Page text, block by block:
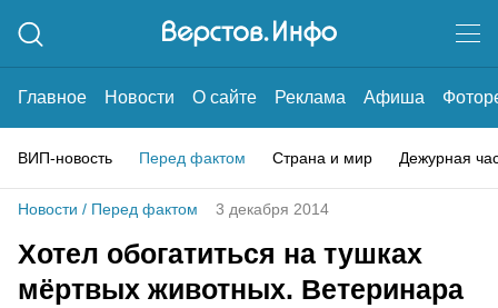
Главное Новости О сайте Реклама Афиша
ВИП-новость Перед фактом Страна и мир Дежурная
Новости / Перед фактом 3 декабря 2014
Хотел обогатиться на тушках
мёртвых животных. Ветеринара